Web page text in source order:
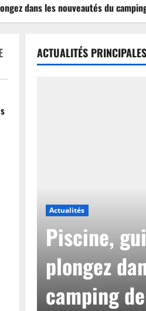
dans les nouveautés du camping
ACTUALITÉS PRINCIPALES
Actualités
Piscine,
plongez
camping